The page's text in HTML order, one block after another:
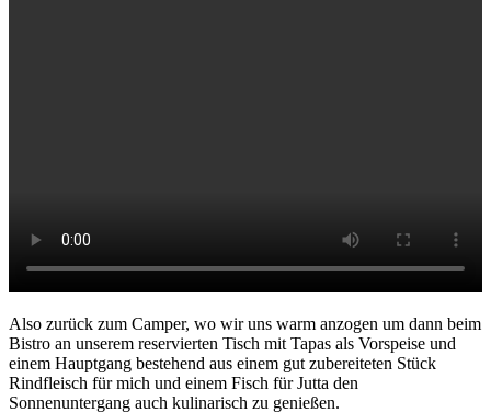
Also zurück zum Camper, wo wir uns warm anzogen um dann beim
Bistro an unserem reservierten Tisch mit Tapas als Vorspeise und
einem Hauptgang bestehend aus einem gut zubereiteten Stück
Rindfleisch für mich und einem Fisch für Jutta den
Sonnenuntergang auch kulinarisch zu genießen.